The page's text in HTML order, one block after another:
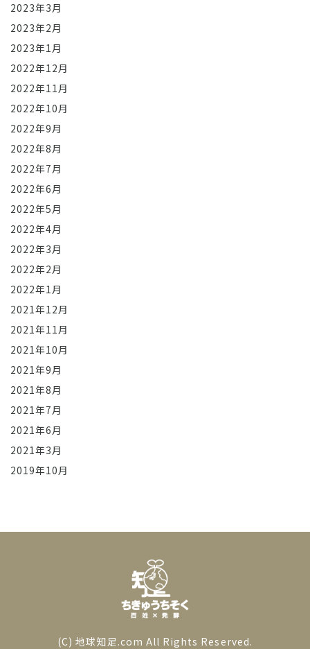
2023年3月
2023年2月
2023年1月
2022年12月
2022年11月
2022年10月
2022年9月
2022年8月
2022年7月
2022年6月
2022年5月
2022年4月
2022年3月
2022年2月
2022年1月
2021年12月
2021年11月
2021年10月
2021年9月
2021年8月
2021年7月
2021年6月
2021年3月
2019年10月
(C) 地球知足.com All Rights Reserved.